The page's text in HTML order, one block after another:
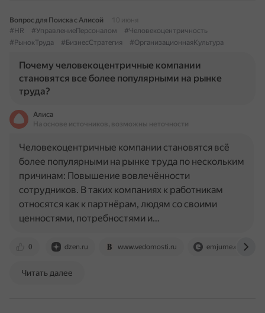
Вопрос для Поиска с Алисой
10 июня
#HR
#УправлениеПерсоналом
#Человекоцентричность
#РынокТруда
#БизнесСтратегия #ОрганизационнаяКультура
Почему человекоцентричные компании
становятся все более популярными на рынке
труда?
Алиса
На основе источников, возможны неточности
0 dzen.ru www.vedomosti.ru emjume.elpub.ru
Человекоцентричные компании становятся всё
более популярными на рынке труда по нескольким
причинам: Повышение вовлечённости
сотрудников. В таких компаниях к работникам
относятся как к партнёрам, людям со своими
ценностями, потребностями и…
Читать далее